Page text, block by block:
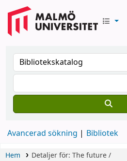
Avancerad sökning Bibliotek
Hem Detaljer för: The future /